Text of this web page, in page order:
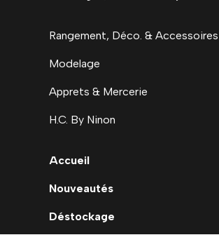
Rangement, Déco. & Accessoires
Modelage
Apprets & Mercerie
H.C. By Ninon
Accueil
Nouveautés
Déstockage